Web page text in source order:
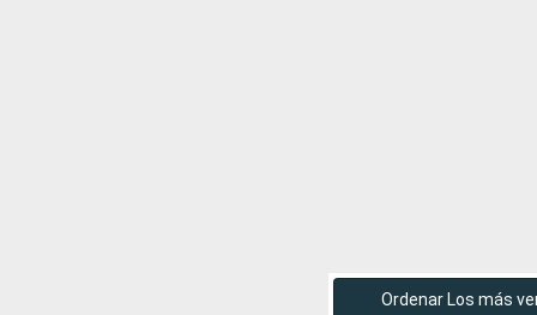
Ordenar Los más